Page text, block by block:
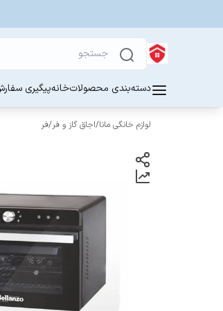
دسته‌بندی محصولاتخانهپیگیری
لوازم خانگی مانا/اجاق گاز و فر/فر